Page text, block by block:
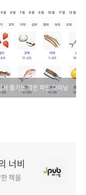
서 즐기는 작은 파인 다이닝
너비
책을